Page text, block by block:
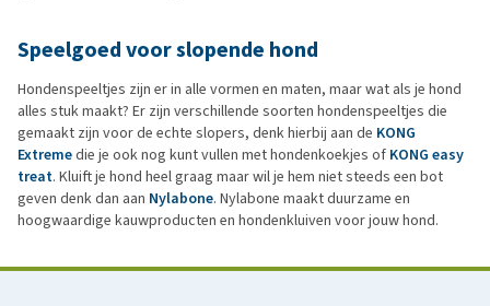
Speelgoed voor slopende hond
Hondenspeeltjes zijn er in alle vormen en maten, maar wat als je hond
alles stuk maakt? Er zijn verschillende soorten hondenspeeltjes die
gemaakt zijn voor de echte slopers, denk hierbij aan de KONG
Extremedie je ook nog kunt vullen met hondenkoekjes of KONG easy
treat. Kluift je hond heel graag maar wil je hem niet steeds een bot
geven denk dan aan Nylabone. Nylabone maakt duurzame en
hoogwaardige kauwproducten en hondenkluiven voor jouw hond.